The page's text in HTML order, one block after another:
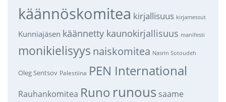
käännöskomitea kirjallisuus kirjamessut
Kunniajäsen käännetty kaunokirjallisuus manifesti
monikielisyys naiskomitea Nasrin Sotoudeh
Oleg Sentsov Palestiina PEN International
Rauhankomitea Runo runous saame